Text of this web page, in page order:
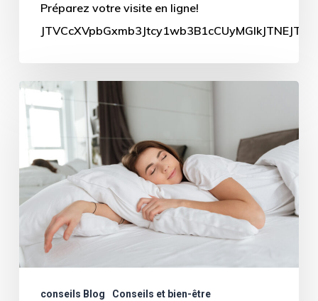
Préparez votre visite en ligne!
Dormir
sur
ventre,
est-
ce
l’idéal
?
conseils Blog Conseils et bien-être